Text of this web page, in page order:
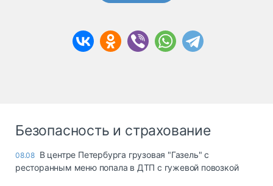
Безопасность и страхование
08.08 В центре Петербурга грузовая "Газель" с
ресторанным меню попала в ДТП с гужевой повозкой